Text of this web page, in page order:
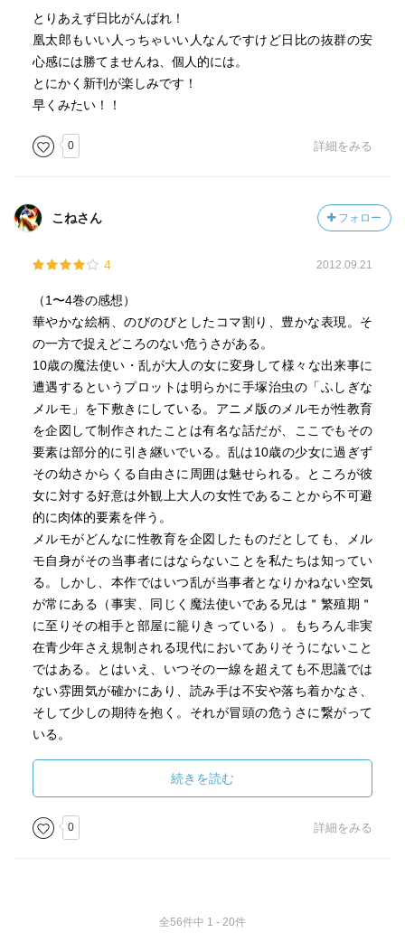
とりあえず日比がんばれ！
凰太郎もいい人っちゃいい人なんですけど日比の抜群の安
心感には勝てませんね、個人的には。
とにかく新刊が楽しみです！
早くみたい！！
0 詳細をみる
こねさん フォロー
4 2012.09.21
（1〜4巻の感想）
華やかな絵柄、のびのびとしたコマ割り、豊かな表現。そ
の一方で捉えどころのない危うさがある。
10歳の魔法使い・乱が大人の女に変身して様々な出来事に
遭遇するというプロットは明らかに手塚治虫の「ふしぎな
メルモ」を下敷きにしている。アニメ版のメルモが性教育
を企図して制作されたことは有名な話だが、ここでもその
要素は部分的に引き継いでいる。乱は10歳の少女に過ぎず
その幼さからくる自由さに周囲は魅せられる。ところが彼
女に対する好意は外観上大人の女性であることから不可避
的に肉体的要素を伴う。
メルモがどんなに性教育を企図したものだとしても、メル
モ自身がその当事者にはならないことを私たちは知ってい
る。しかし、本作ではいつ乱が当事者となりかねない空気
が常にある（事実、同じく魔法使いである兄は＂繁殖期＂
に至りその相手と部屋に籠りきっている）。もちろん非実
在青少年さえ規制される現代においてありそうにないこと
ではある。とはいえ、いつその一線を超えても不思議では
ない雰囲気が確かにあり、読み手は不安や落ち着かなさ、
そして少しの期待を抱く。それが冒頭の危うさに繋がって
いる。
続きを読む
0 詳細をみる
全56件中 1 - 20件